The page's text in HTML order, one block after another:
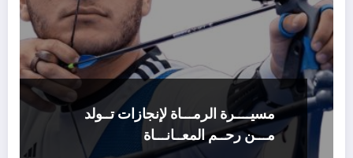
مسيــــرة الرمـــاة لإنجازات تــولد
مـــن رحــم المعــانـــاة